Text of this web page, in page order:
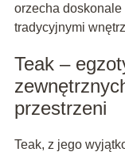
orzecha
tradycyjnymi
Teak –
przestrzeni
Teak, z jego